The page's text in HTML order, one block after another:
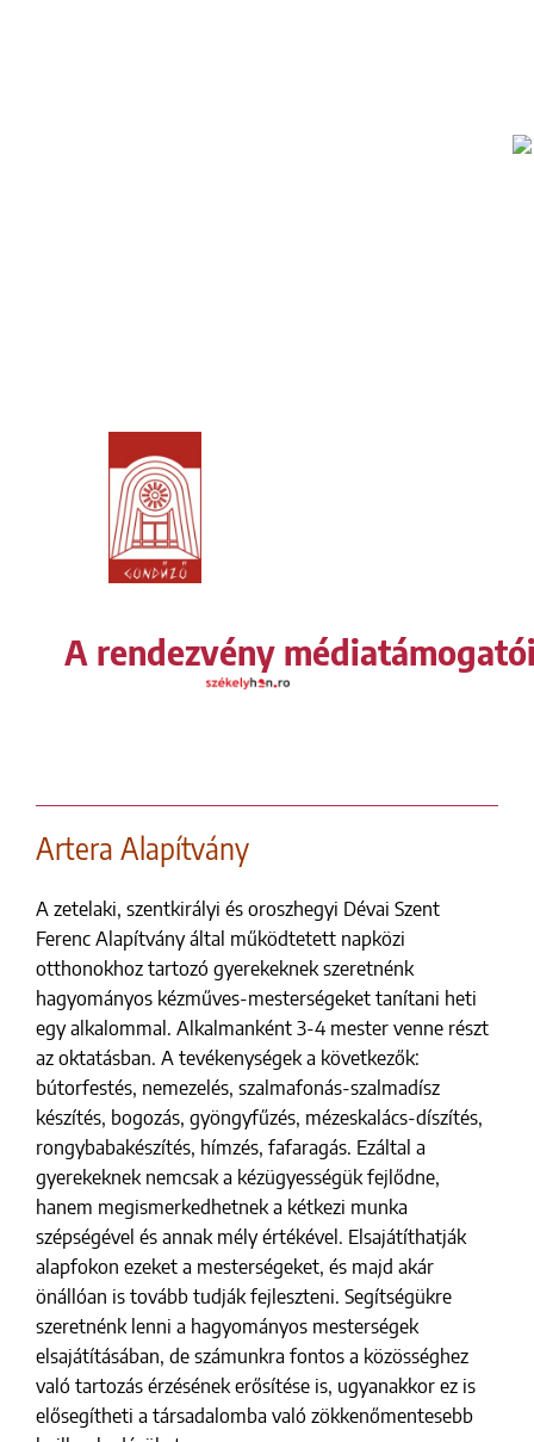
A rendezvény
Artera Alapítvány
A zetelaki, szentkirályi és oroszhegyi Dévai Szent
Ferenc Alapítvány által működtetett napközi
otthonokhoz tartozó gyerekeknek szeretnénk
hagyományos kézműves-mesterségeket tanítani heti
egy alkalommal. Alkalmanként 3-4 mester venne részt
az oktatásban. A tevékenységek a következők:
bútorfestés, nemezelés, szalmafonás-szalmadísz
készítés, bogozás, gyöngyfűzés, mézeskalács-díszítés,
rongybabakészítés, hímzés, fafaragás. Ezáltal a
gyerekeknek nemcsak a kézügyességük fejlődne,
hanem megismerkedhetnek a kétkezi munka
szépségével és annak mély értékével. Elsajátíthatják
alapfokon ezeket a mesterségeket, és majd akár
önállóan is tovább tudják fejleszteni. Segítségükre
szeretnénk lenni a hagyományos mesterségek
elsajátításában, de számunkra fontos a közösséghez
való tartozás érzésének erősítése is, ugyanakkor ez is
elősegítheti a társadalomba való zökkenőmentesebb